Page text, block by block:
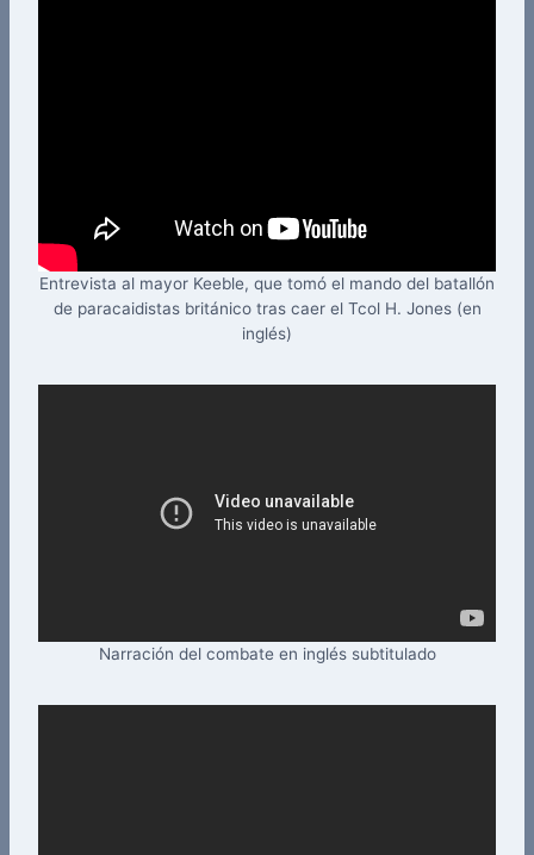
Entrevista al mayor Keeble, que tomó el mando del batallón
de paracaidistas británico tras caer el Tcol H. Jones (en
inglés)
Narración del combate en inglés subtitulado